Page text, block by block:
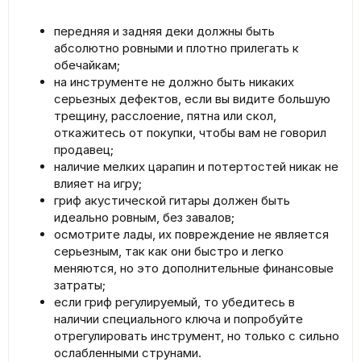
передняя и задняя деки должны быть
абсолютно ровными и плотно прилегать к
обечайкам;
на инструменте не должно быть никаких
серьезных дефектов, если вы видите большую
трещину, расслоение, пятна или скол,
откажитесь от покупки, чтобы вам не говорил
продавец;
наличие мелких царапин и потертостей никак не
влияет на игру;
гриф акустической гитары должен быть
идеально ровным, без завалов;
осмотрите лады, их повреждение не является
серьезным, так как они быстро и легко
меняются, но это дополнительные финансовые
затраты;
если гриф регулируемый, то убедитесь в
наличии специального ключа и попробуйте
отрегулировать инструмент, но только с сильно
ослабленными струнами.